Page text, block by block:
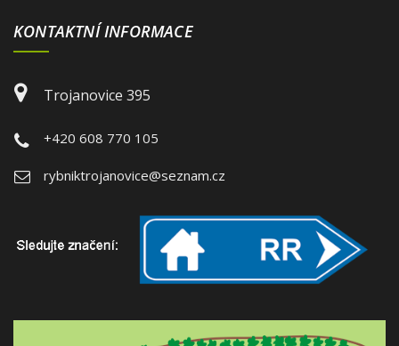
KONTAKTNÍ INFORMACE
Trojanovice 395
+420 608 770 105
rybniktrojanovice@seznam.cz